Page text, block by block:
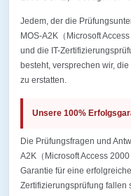
Jedem, der die
MOS-A2K（Microsoft
und die IT-
besteht, versprechen wir,
zu erstatten.
Unsere 100%
Die Prüfungsfragen und
A2K（Microsoft Access
Garantie für eine
Zertifizierungsprüfung fallen